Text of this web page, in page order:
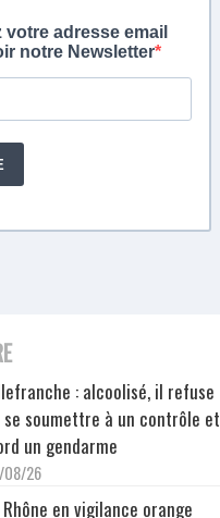
: alcoolisé, il refuse
se soumettre à un contrôle et
un gendarme
08/26
Rhône en vigilance orange